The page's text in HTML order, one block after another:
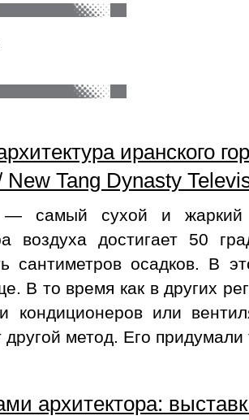
иранского
Tang Dynasty
самый сухой и жаркий
воздуха достигает 50
сантиметров осадков. В
В то время как в других
кондиционеров или
другой метод. Его
архитектора: